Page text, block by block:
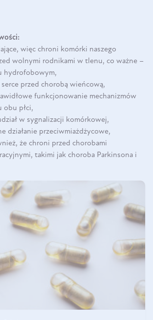
więc chroni komórki naszego
wolnymi rodnikami w tlenu, co ważne –
hydrofobowym,
przed chorobą wieńcową,
funkcjonowanie mechanizmów
obu płci,
w sygnalizacji komórkowej,
działanie przeciwmiażdżycowe,
że chroni przed chorobami
takimi jak choroba Parkinsona i